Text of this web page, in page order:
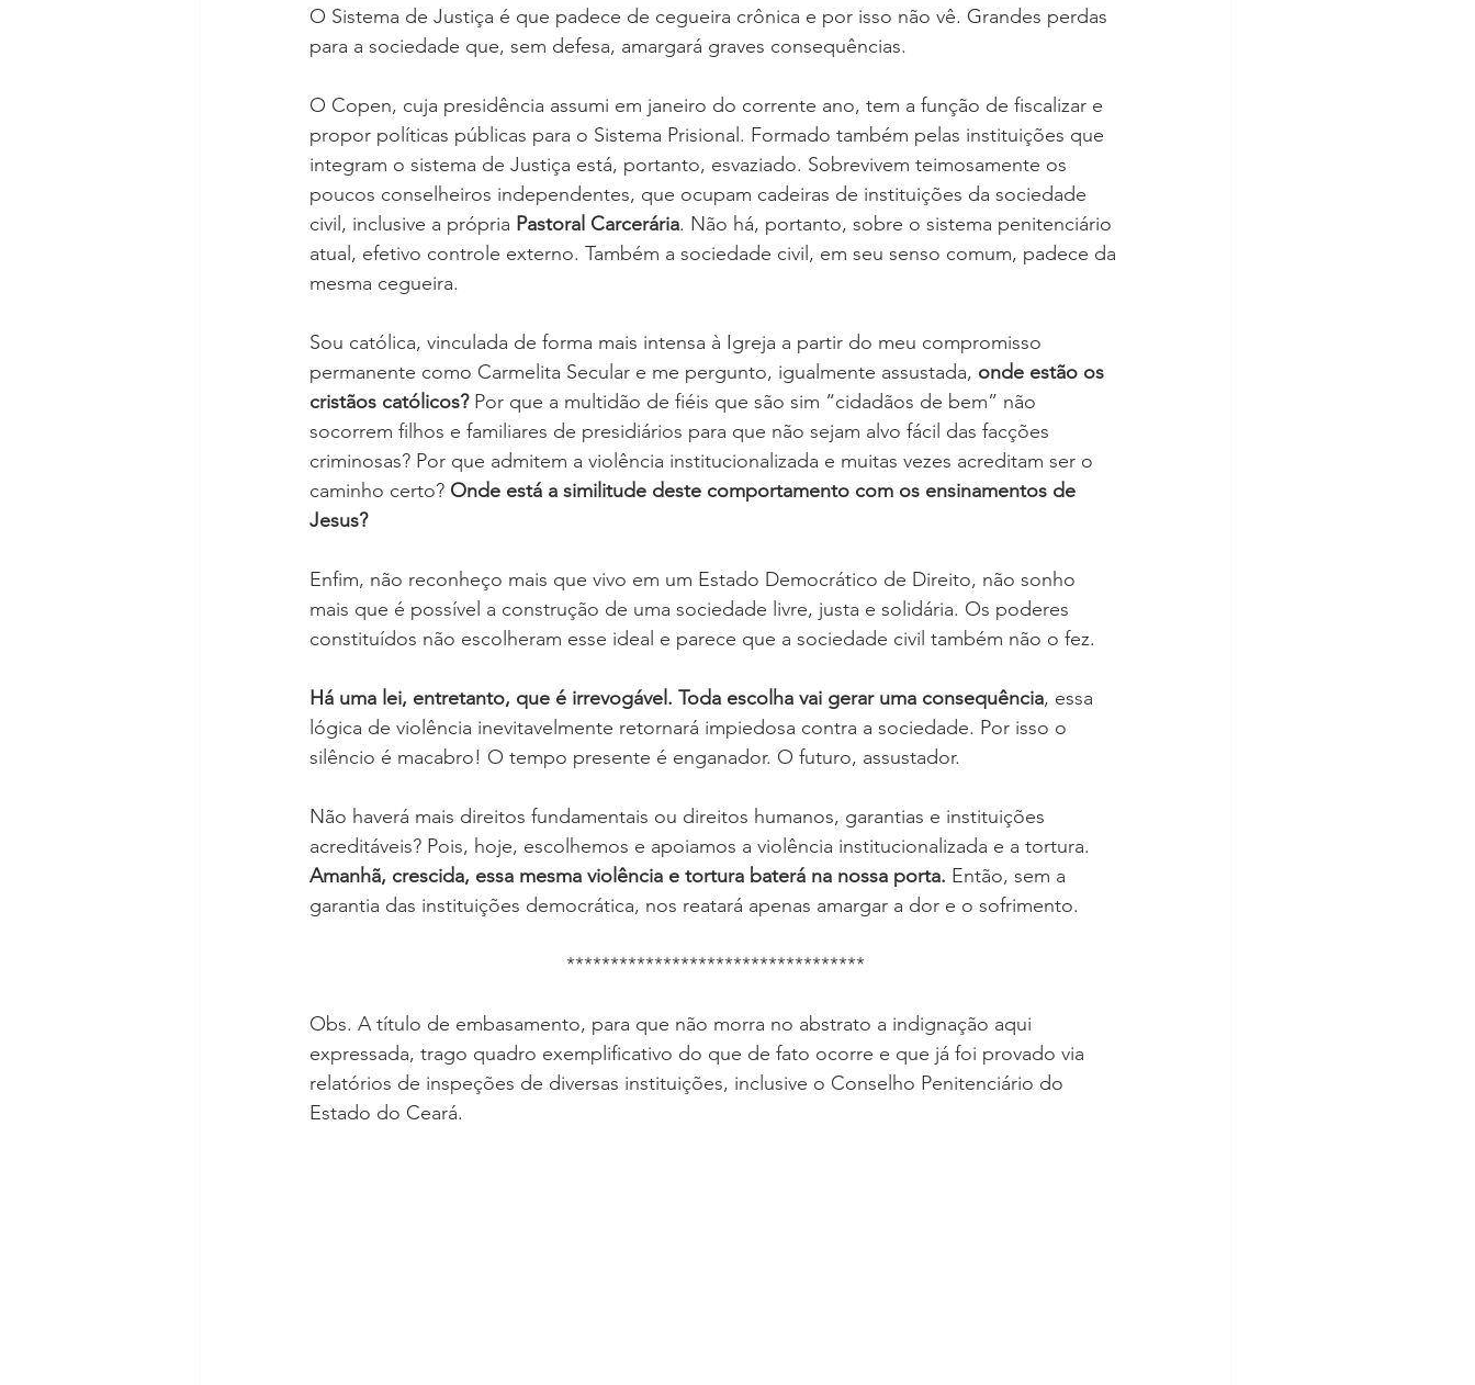
O Sistema de Justiça é que padece de cegueira crônica e por isso não vê. Grandes perdas
para a sociedade que, sem defesa, amargará graves consequências.
O Copen, cuja presidência assumi em janeiro do corrente ano, tem a função de fiscalizar e
propor políticas públicas para o Sistema Prisional. Formado também pelas instituições que
integram o sistema de Justiça está, portanto, esvaziado. Sobrevivem teimosamente os
poucos conselheiros independentes, que ocupam cadeiras de instituições da sociedade
civil, inclusive a própria Pastoral Carcerária. Não há, portanto, sobre o sistema penitenciário
atual, efetivo controle externo. Também a sociedade civil, em seu senso comum, padece da
mesma cegueira.
Sou católica, vinculada de forma mais intensa à Igreja a partir do meu compromisso
permanente como Carmelita Secular e me pergunto, igualmente assustada, onde estão os
cristãos católicos? Por que a multidão de fiéis que são sim “cidadãos de bem” não
socorrem filhos e familiares de presidiários para que não sejam alvo fácil das facções
criminosas? Por que admitem a violência institucionalizada e muitas vezes acreditam ser o
caminho certo? Onde está a similitude deste comportamento com os ensinamentos de
Jesus?
Enfim, não reconheço mais que vivo em um Estado Democrático de Direito, não sonho
mais que é possível a construção de uma sociedade livre, justa e solidária. Os poderes
constituídos não escolheram esse ideal e parece que a sociedade civil também não o fez.
Há uma lei, entretanto, que é irrevogável. Toda escolha vai gerar uma consequência, essa
lógica de violência inevitavelmente retornará impiedosa contra a sociedade. Por isso o
silêncio é macabro! O tempo presente é enganador. O futuro, assustador.
Não haverá mais direitos fundamentais ou direitos humanos, garantias e instituições
acreditáveis? Pois, hoje, escolhemos e apoiamos a violência institucionalizada e a tortura.
Amanhã, crescida, essa mesma violência e tortura baterá na nossa porta. Então, sem a
garantia das instituições democrática, nos reatará apenas amargar a dor e o sofrimento.
**********************************
Obs. A título de embasamento, para que não morra no abstrato a indignação aqui
expressada, trago quadro exemplificativo do que de fato ocorre e que já foi provado via
relatórios de inspeções de diversas instituições, inclusive o Conselho Penitenciário do
Estado do Ceará.